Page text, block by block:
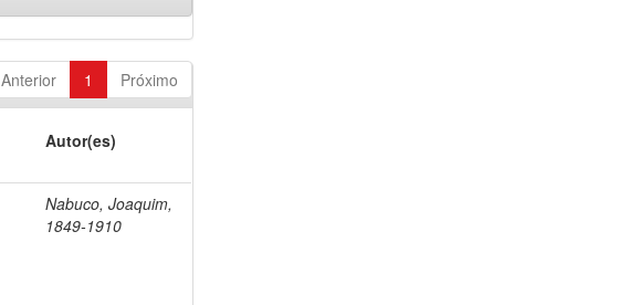
Anterior 1 Próximo
Autor(es)
Nabuco, Joaquim,
1849-1910